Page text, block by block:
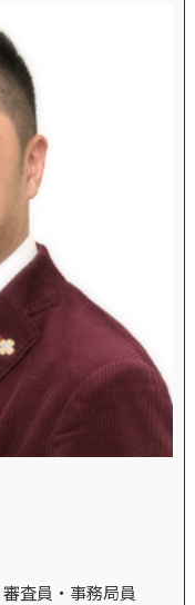
査員・事務局員